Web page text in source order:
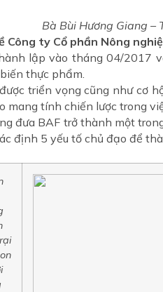
Bà Bùi Hương Giang –
Công ty Cổ phần Nông
lập vào tháng 04/2017
thực phẩm.
triển vọng cũng như cơ
mang tính chiến lược trong
đưa BAF trở thành một
định 5 yếu tố chủ đạo để